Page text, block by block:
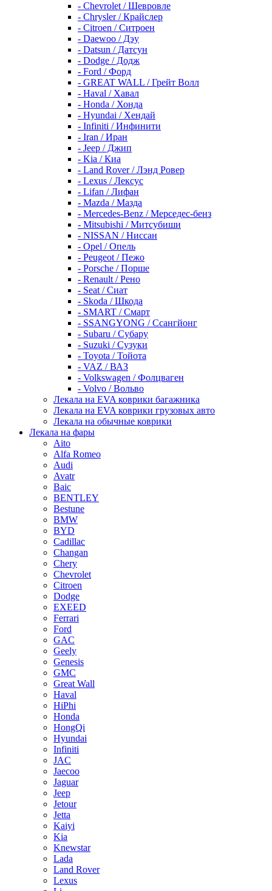
- Chevrolet / Шевровле
- Chrysler / Крайслер
- Citroen / Ситроен
- Daewoo / Дэу
- Datsun / Датсун
- Dodge / Додж
- Ford / Форд
- GREAT WALL / Грейт Волл
- Haval / Хавал
- Honda / Хонда
- Hyundai / Хендай
- Infiniti / Инфинити
- Iran / Иран
- Jeep / Джип
- Kia / Киа
- Land Rover / Лэнд Ровер
- Lexus / Лексус
- Lifan / Лифан
- Mazda / Мазда
- Mercedes-Benz / Мерседес-бенз
- Mitsubishi / Митсубиши
- NISSAN / Ниссан
- Opel / Опель
- Peugeot / Пежо
- Porsche / Порше
- Renault / Рено
- Seat / Сиат
- Skoda / Шкода
- SMART / Смарт
- SSANGYONG / Ссангйонг
- Subaru / Субару
- Suzuki / Сузуки
- Toyota / Тойота
- VAZ / ВАЗ
- Volkswagen / Фолцваген
- Volvo / Вольво
Лекала на EVA коврики багажника
Лекала на EVA коврики грузовых авто
Лекала на обычные коврики
Лекала на фары
Aito
Alfa Romeo
Audi
Avatr
Baic
BENTLEY
Bestune
BMW
BYD
Cadillac
Changan
Chery
Chevrolet
Citroen
Dodge
EXEED
Ferrari
Ford
GAC
Geely
Genesis
GMC
Great Wall
Haval
HiPhi
Honda
HongQi
Hyundai
Infiniti
JAC
Jaecoo
Jaguar
Jeep
Jetour
Jetta
Kaiyi
Kia
Knewstar
Lada
Land Rover
Lexus